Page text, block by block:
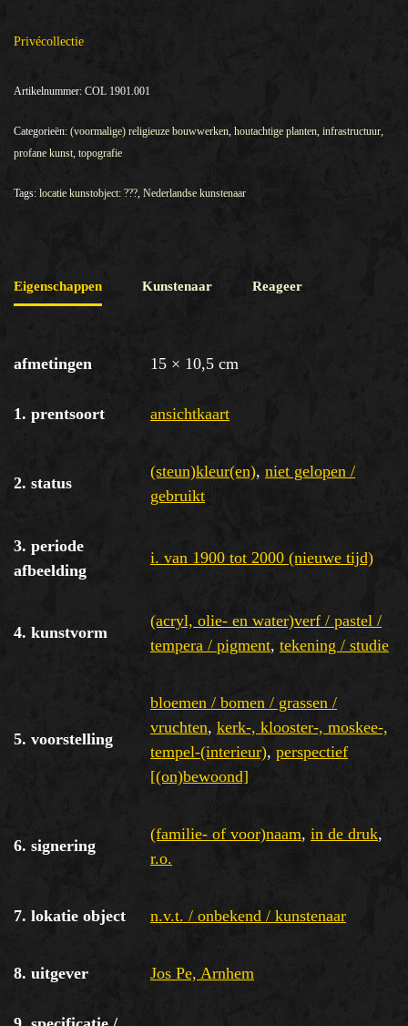
Privécollectie
Artikelnummer: COL 1901.001
Categorieën: (voormalige) religieuze bouwwerken, houtachtige planten, infrastructuur,
profane kunst, topografie
Tags: locatie kunstobject: ???, Nederlandse kunstenaar
Eigenschappen Kunstenaar Reageer
afmetingen 15 × 10,5 cm
1. prentsoort ansichtkaart
2. status
(steun)kleur(en), niet gelopen /
gebruikt
3. periode
afbeelding
i. van 1900 tot 2000 (nieuwe tijd)
4. kunstvorm
(acryl, olie- en water)verf / pastel /
tempera / pigment, tekening / studie
5. voorstelling
bloemen / bomen / grassen /
vruchten, kerk-, klooster-, moskee-,
tempel-(interieur), perspectief
[(on)bewoond]
6. signering
(familie- of voor)naam, in de druk,
r.o.
7. lokatie object n.v.t. / onbekend / kunstenaar
8. uitgever Jos Pe, Arnhem